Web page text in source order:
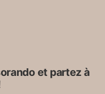
et partez à